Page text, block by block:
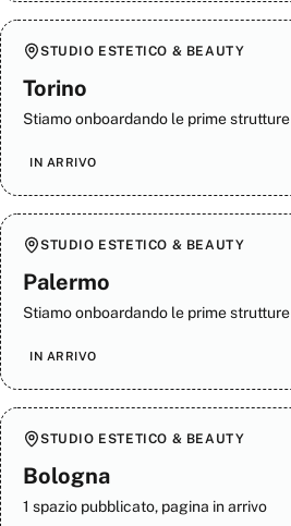
STUDIO ESTETICO & BEAUTY
Torino
Stiamo onboardando le prime strutture
IN ARRIVO
STUDIO ESTETICO & BEAUTY
Palermo
Stiamo onboardando le prime strutture
IN ARRIVO
STUDIO ESTETICO & BEAUTY
Bologna
1 spazio pubblicato, pagina in arrivo